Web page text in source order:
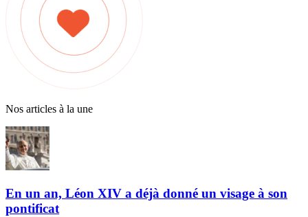
Nos articles à la une
En un an, Léon XIV a déjà donné un visage à son
pontificat